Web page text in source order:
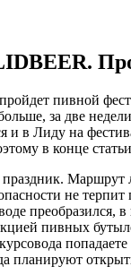
пивной
за две
и в Лиду на
в конце
Маршрут
не
преобразился,
пивных
планируют